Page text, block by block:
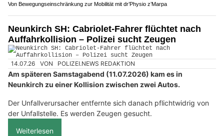
Von Bewegungseinschränkung zur Mobilität mit dr’Physio z’Marpa
Neunkirch SH: Cabriolet-Fahrer flüchtet nach
Auffahrkollision – Polizei sucht Zeugen
14.07.26 VON POLIZEI.NEWS REDAKTION
Am späteren Samstagabend (11.07.2026) kam es in
Neunkirch zu einer Kollision zwischen zwei Autos.
Der Unfallverursacher entfernte sich danach pflichtwidrig von
der Unfallstelle. Es werden Zeugen gesucht.
Weiterlesen